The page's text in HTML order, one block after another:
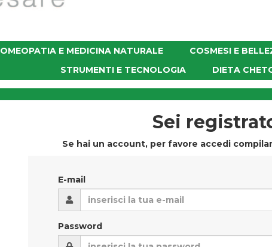
OMEOPATIA E MEDICINA NATURALE COSMESI E
STRUMENTI E TECNOLOGIA
DIETA
Sei
Se hai un account, per favore accedi
E-mail
Password